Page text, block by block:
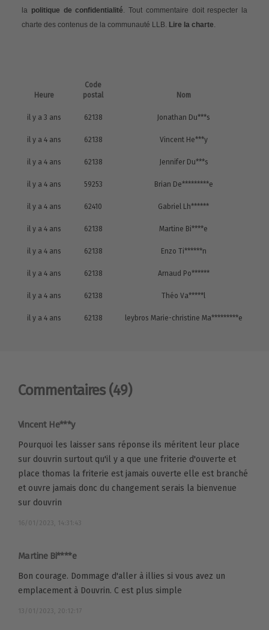
la politique de confidentialité . Tout commentaire doit respecter la
charte des contenus de la communauté LLB. Lire la charte
Heure
Code
postal
Nom
il y a 3 ans 62138 Jonathan Du***s
il y a 4 ans 62138 Vincent He***y
il y a 4 ans 62138 Jennifer Du***s
il y a 4 ans 59253 Brian De*********e
il y a 4 ans 62410 Gabriel Lh******
il y a 4 ans 62138 Martine Bi****e
il y a 4 ans 62138 Enzo Ti******n
il y a 4 ans 62138 Arnaud Po******
il y a 4 ans 62138 Théo Va*****l
il y a 4 ans 62138 leybros Marie-christine Ma*********e
Commentaires (49)
Vincent He***y
Pourquoi les laisser sans réponse ils méritent leur place
sur douvrin surtout qu'il y a que une friterie d'ouverte et
place thomas la friterie est jamais ouverte elle est branché
et ouvre jamais donc du changement serais la bienvenue
sur douvrin
16/01/2023, 14:31:43
Martine Bi****e
Bon courage. Dommage d'aller à illies si vous avez un
emplacement à Douvrin. C est plus simple
13/01/2023, 20:12:17